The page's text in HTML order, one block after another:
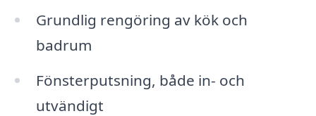
Grundlig rengöring av kök och
badrum
Fönsterputsning, både in- och
utvändigt